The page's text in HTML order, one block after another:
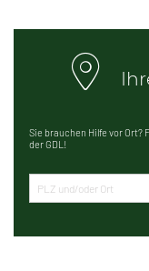
Sie brauchen Hilfe vor Ort?
der GDL!